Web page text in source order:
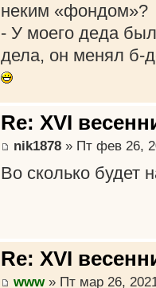
неким «фондом»?
- У моего деда
дела, он менял б-
Re: XVI
nik1878 » Пт фев 26,
Во сколько будет
Re: XVI
www» Пт мар 26,